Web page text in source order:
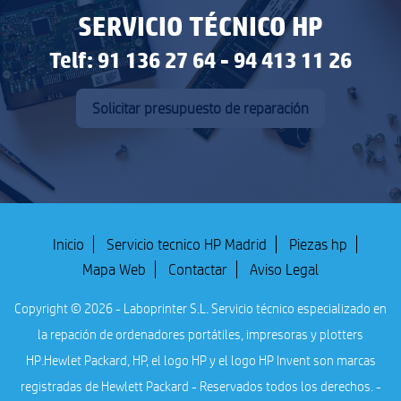
SERVICIO TÉCNICO HP
Telf: 91 136 27 64 - 94 413 11 26
Solicitar presupuesto de reparación
Inicio Servicio tecnico HP Madrid
Piezas hp
Mapa Web
Contactar Aviso Legal
Copyright © 2026 - Laboprinter S.L. Servicio técnico especializado en
la repación de ordenadores portátiles, impresoras y plotters
HP.Hewlet Packard, HP, el logo HP y el logo HP Invent son marcas
registradas de Hewlett Packard - Reservados todos los derechos. -